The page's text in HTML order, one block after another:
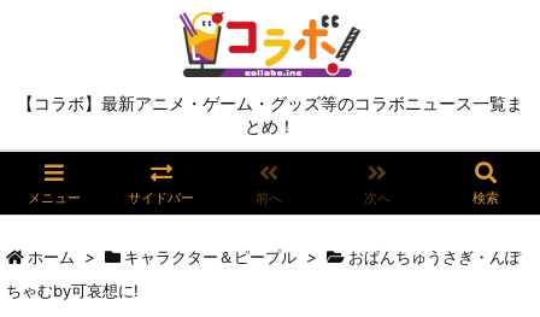
【コラボ】最新アニメ・ゲーム・グッズ等のコラボニュース一覧ま
とめ！
メニュー サイドバー 前へ 次へ 検索
ホーム > キャラクター＆ピープル >
おぱんちゅうさぎ・んぽ
ちゃむby可哀想に!